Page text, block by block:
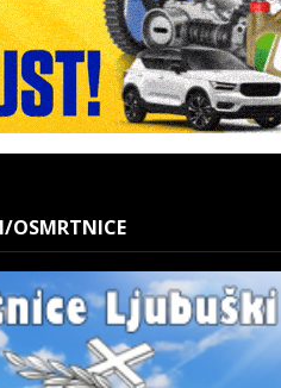
OSMRTNICE